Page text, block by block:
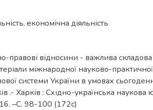
, економічна діяльність
правові відносини - важлива складова
міжнародної науково-
системи України в умовах
.- Харків : Східно-українська наукова
–С. 98-100 (172с)